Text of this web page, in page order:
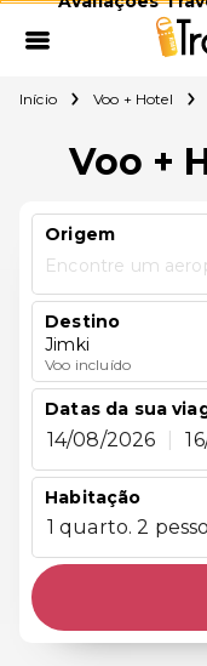
Início Voo + Hotel
Voo +
Origem
Encontre um
Destino
Jimki
Voo incluído
Datas da sua
14/08/2026
Habitação
1 quarto. 2